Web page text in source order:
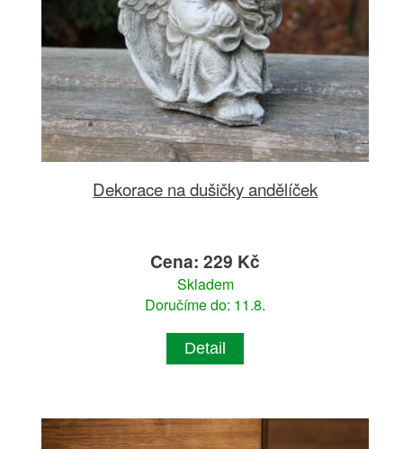
Dekorace na dušičky andělíček
Cena: 229 Kč
Skladem
Doručíme do: 11.8.
Detail